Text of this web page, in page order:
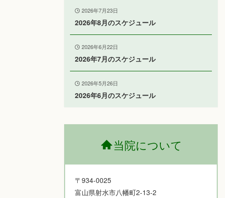
2026年7月23日
2026年8月のスケジュール
2026年6月22日
2026年7月のスケジュール
2026年5月26日
2026年6月のスケジュール
当院について
〒934-0025
富山県射水市八幡町2-13-2